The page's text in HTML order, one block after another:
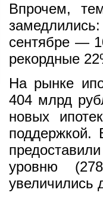
Впрочем,
сентябре —
рекордные
На рынке
404 млрд
новых
поддержкой.
уровню
увеличились